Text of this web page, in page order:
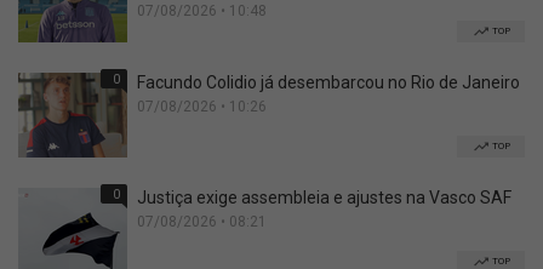
07/08/2026 • 10:48
TOP
0 Facundo Colidio já desembarcou no Rio de Janeiro
07/08/2026 • 10:26
TOP
0 Justiça exige assembleia e ajustes na Vasco SAF
07/08/2026 • 08:21
TOP